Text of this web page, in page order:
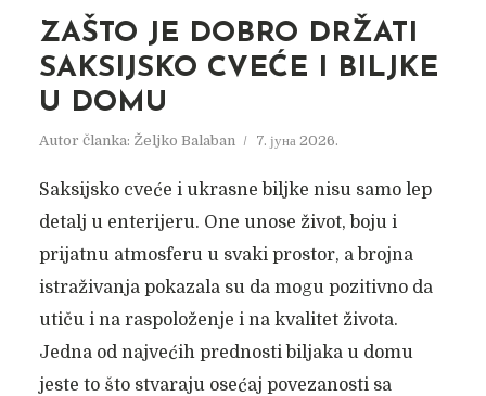
ZAŠTO JE DOBRO DRŽATI
SAKSIJSKO CVEĆE I BILJKE
U DOMU
Autor članka: Željko Balaban 7. јуна 2026.
Saksijsko cveće i ukrasne biljke nisu samo lep
detalj u enterijeru. One unose život, boju i
prijatnu atmosferu u svaki prostor, a brojna
istraživanja pokazala su da mogu pozitivno da
utiču i na raspoloženje i na kvalitet života.
Jedna od najvećih prednosti biljaka u domu
jeste to što stvaraju osećaj povezanosti sa